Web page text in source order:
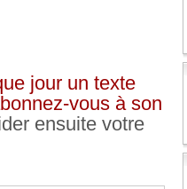
jour un texte
vous à son
ensuite votre